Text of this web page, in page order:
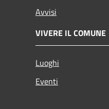
Avvisi
VIVERE IL COMUNE
Luoghi
Eventi